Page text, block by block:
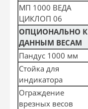
МП 1000 ВЕДА
ЦИКЛОП 06
ОПЦИОНАЛЬНО К
ДАННЫМ ВЕСАМ
Пандус 1000 мм
Стойка для
индикатора
Ограждение
врезных весов